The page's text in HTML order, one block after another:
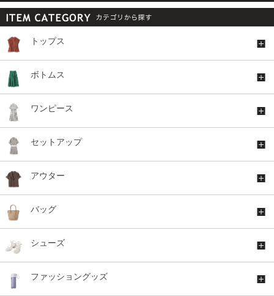
トップス
ボトムス
ワンピース
セットアップ
アウター
バッグ
シューズ
ファッショングッズ